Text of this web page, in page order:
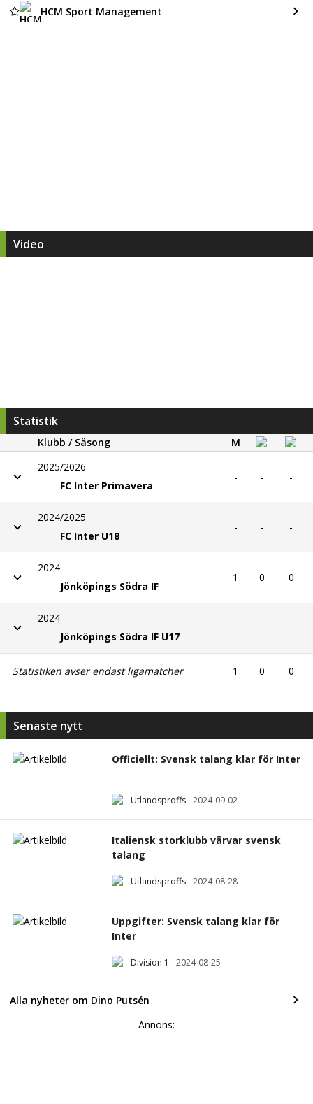
HCM Sport Management
Video
Statistik
Klubb / Säsong
M
2025/2026
FC Inter Primavera
- - -
2024/2025
FC Inter U18
- - -
2024
Jönköpings Södra IF
1 0 0
2024
Jönköpings Södra IF U17
- - -
Statistiken avser endast ligamatcher 1 0 0
Senaste nytt
Officiellt: Svensk talang klar för Inter
Utlandsproffs -2024-09-02
Italiensk storklubb värvar svensk
talang
Utlandsproffs -2024-08-28
Uppgifter: Svensk talang klar för
Inter
Division 1 -2024-08-25
Alla nyheter om Dino Putsén
Annons: